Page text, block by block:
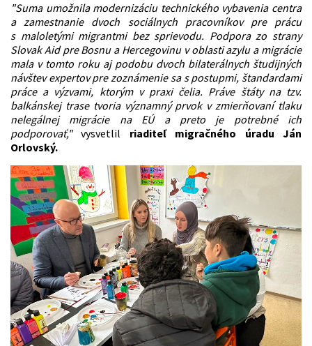
"Suma umožnila modernizáciu technického vybavenia centra
a zamestnanie dvoch sociálnych pracovníkov pre prácu
s maloletými migrantmi bez sprievodu. Podpora zo strany
Slovak Aid pre Bosnu a Hercegovinu v oblasti azylu a migrácie
mala v tomto roku aj podobu dvoch bilaterálnych študijných
návštev expertov pre zoznámenie sa s postupmi, štandardami
práce a výzvami, ktorým v praxi čelia. Práve štáty na tzv.
balkánskej trase tvoria významný prvok v zmierňovaní tlaku
nelegálnej migrácie na EÚ a preto je potrebné ich
podporovať,"vysvetlil riaditeľ migračného úradu Ján
Orlovský.